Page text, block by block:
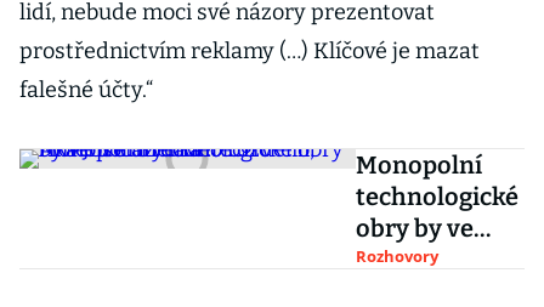
lidí, nebude moci své názory prezentovat
prostřednictvím reklamy (…) Klíčové je mazat
falešné účty.“
Monopolní
technologické
obry by ve
třicátých
Rozhovory